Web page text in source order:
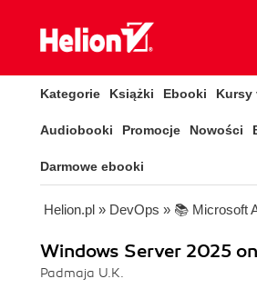
Kategorie Książki Ebooki Kursy
Audiobooki Promocje Nowości
Darmowe ebooki
Helion.pl » DevOps » 📚 Microsoft
Windows Server 2025
Padmaja U.K.